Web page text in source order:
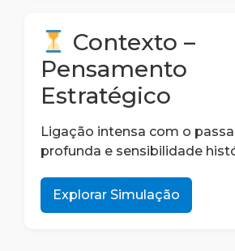
Contexto –
Pensamento
Estratégico
Ligação intensa com o
profunda e sensibilidade
Explorar Simulação